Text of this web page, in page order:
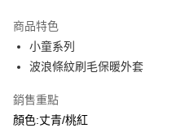
Apple Pay
Google Pay
ATM付款
商品特色
小童系列
波浪條紋刷毛保暖外套
銷售重點
顏色:丈青/桃紅